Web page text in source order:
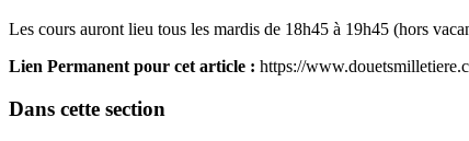
Les cours auront lieu tous les mardis de 18h45 à 19h45 (hors
Lien Permanent pour cet article : https://
Dans cette section